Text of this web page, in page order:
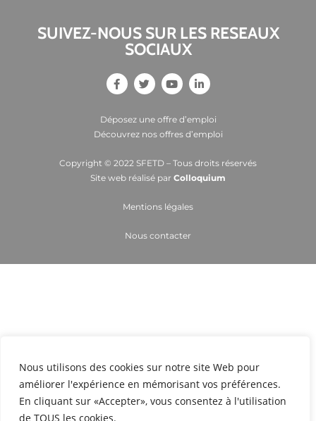
Nous utilisons des cookies sur notre site Web pour
améliorer l'expérience en mémorisant vos préférences.
En cliquant sur «Accepter», vous consentez à l'utilisation
de TOUS les cookies.
SUIVEZ-NOUS SUR LES RESEAUX
SOCIAUX
Déposez une offre d’emploi
Découvrez nos offres d’emploi
Copyright © 2022 SFETD – Tous droits réservés
Site web réalisé par Colloquium
Mentions légales
Nous contacter